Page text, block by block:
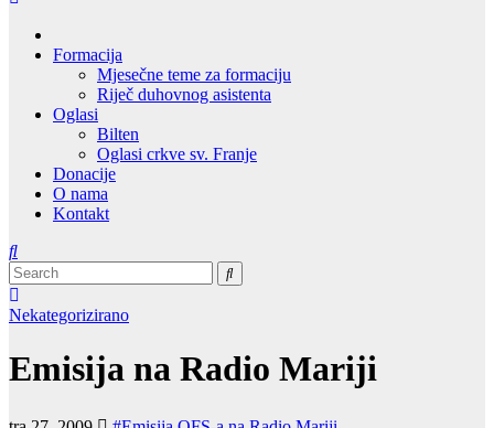
Formacija
Mjesečne teme za formaciju
Riječ duhovnog asistenta
Oglasi
Bilten
Oglasi crkve sv. Franje
Donacije
O nama
Kontakt
Nekategorizirano
Emisija na Radio Mariji